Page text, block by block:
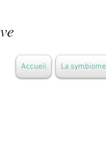
Accueil La symbiome